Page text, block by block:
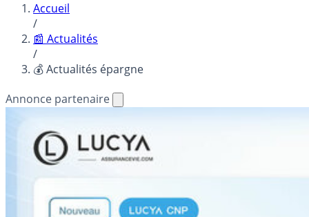
Accueil
/
📰 Actualités
/
💰 Actualités épargne
Annonce partenaire